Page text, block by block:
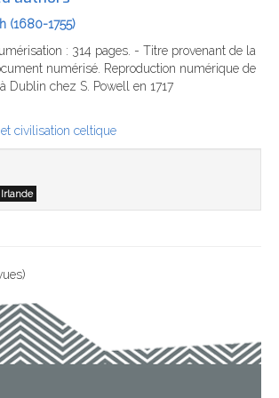
(1680-1755)
: 314 pages. - Titre provenant de la
numérisé. Reproduction numérique de
Dublin chez S. Powell en 1717
civilisation celtique
Irlande